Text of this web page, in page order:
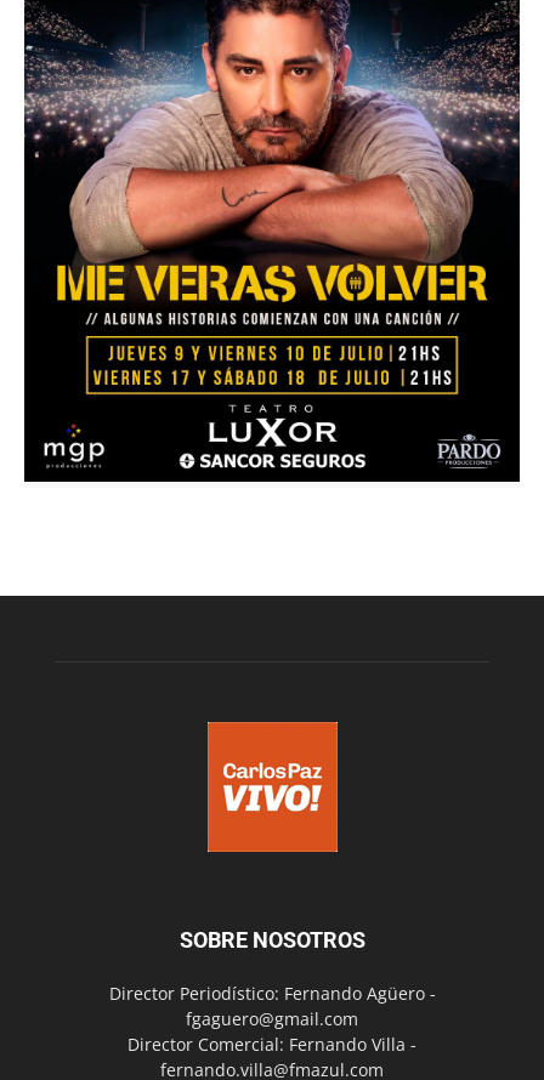
SOBRE NOSOTROS
Director Periodístico: Fernando Agüero -
fgaguero@gmail.com
Director Comercial: Fernando Villa -
fernando.villa@fmazul.com